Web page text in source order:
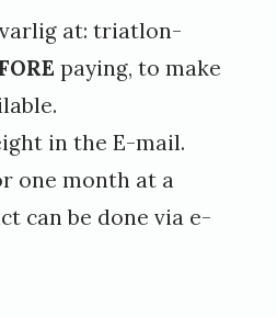
at: triatlon-
paying, to make
in the E-mail.
one month at a
can be done via e-